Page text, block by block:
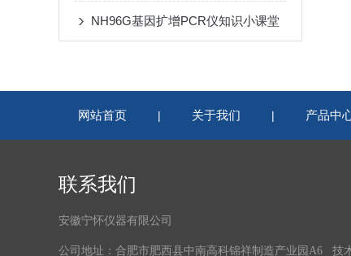
NH96G基因扩增PCR仪知识小课堂
网站首页 | 关于我们 | 产品中
联系我们
安徽宁怀仪器有限公司
公司地址：合肥市肥西县中南高科锦祥制造产业园A6 技